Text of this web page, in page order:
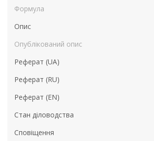
Формула
Опис
Опублікований опис
Реферат (UA)
Реферат (RU)
Реферат (EN)
Стан діловодства
Сповіщення